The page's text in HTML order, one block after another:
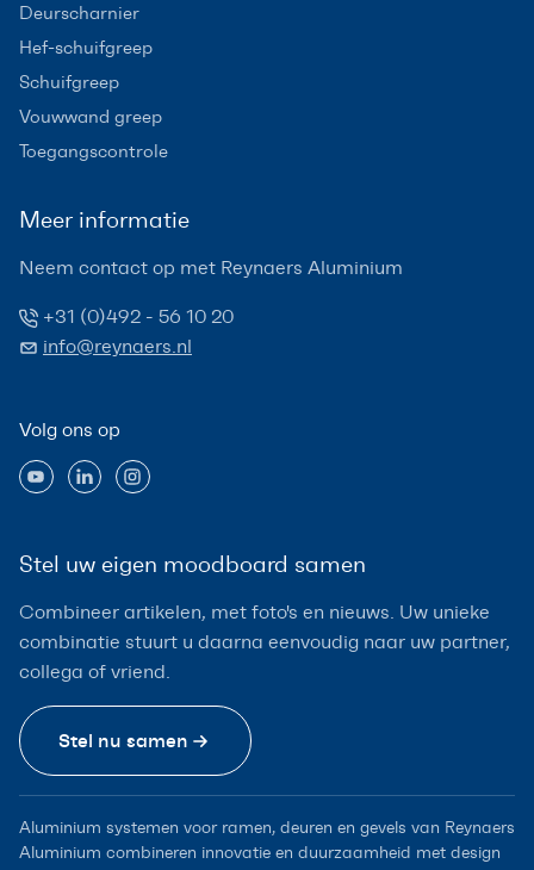
Deurscharnier
Hef-schuifgreep
Schuifgreep
Vouwwand greep
Toegangscontrole
Meer informatie
Neem contact op met Reynaers Aluminium
+31 (0)492 - 56 10 20
info@reynaers.nl
Volg ons op
Stel uw eigen moodboard samen
Combineer artikelen, met foto's en nieuws. Uw unieke
combinatie stuurt u daarna eenvoudig naar uw partner,
collega of vriend.
Stel nu samen
Aluminium systemen voor ramen, deuren en gevels van Reynaers
Aluminium combineren innovatie en duurzaamheid met design